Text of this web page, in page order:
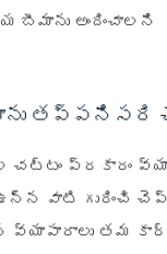
అందించాలని
తప్పనిసరి
చట్టం ప్రకారం
వాటి గురించి
తమ